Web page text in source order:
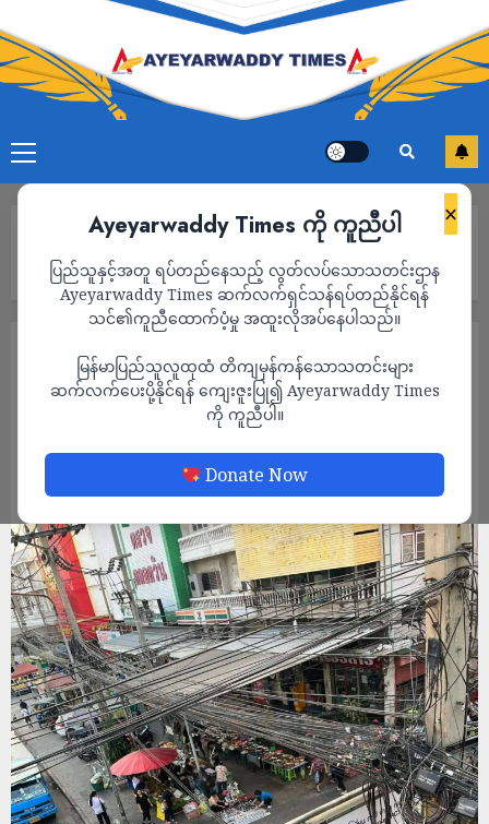
×
Ayeyarwaddy Times ကို ကူညီပါ
ပြည်သူနှင့်အတူ ရပ်တည်နေသည့် လွတ်လပ်သောသတင်းဌာန
Ayeyarwaddy Times ဆက်လက်ရှင်သန်ရပ်တည်နိုင်ရန်
သင်၏ကူညီထောက်ပံ့မှု အထူးလိုအပ်နေပါသည်။
မြန်မာပြည်သူလူထုထံ တိကျမှန်ကန်သောသတင်းများ
ဆက်လက်ပေးပို့နိုင်ရန် ကျေးဇူးပြု၍ Ayeyarwaddy Times
ကို ကူညီပါ။
Donate Now
တွင် ထိုင်းရောက်မြန်မာလုပ်သားအများအပြား ပါဝင်
ပဋိပက္ခများရှောင်ရှားနိုင်ရန် ၁၄ ရက်တာအပြင်
မထွက်ရေးလှုပ်ရှားမှုတွင် ထိုင်းရောက်မြန်မာ
လုပ်သားအများအပြား ပါဝင်
ADMIN JANUARY 28, 2026